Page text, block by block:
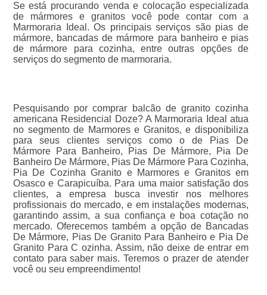
Se está procurando venda e colocação especializada
de mármores e granitos você pode contar com a
Marmoraria Ideal. Os principais serviços são pias de
mármore, bancadas de mármore para banheiro e pias
de mármore para cozinha, entre outras opções de
serviços do segmento de marmoraria.
Pesquisando por comprar balcão de granito cozinha
americana Residencial Doze? A Marmoraria Ideal atua
no segmento de Marmores e Granitos, e disponibiliza
para seus clientes serviços como o de Pias De
Mármore Para Banheiro, Pias De Mármore, Pia De
Banheiro De Mármore, Pias De Mármore Para Cozinha,
Pia De Cozinha Granito e Marmores e Granitos em
Osasco e Carapicuíba. Para uma maior satisfação dos
clientes, a empresa busca investir nos melhores
profissionais do mercado, e em instalações modernas,
garantindo assim, a sua confiança e boa cotação no
mercado. Oferecemos também a opção de Bancadas
De Mármore, Pias De Granito Para Banheiro e Pia De
Granito Para C ozinha. Assim, não deixe de entrar em
contato para saber mais. Teremos o prazer de atender
você ou seu empreendimento!